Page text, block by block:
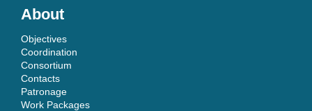
About
Objectives
Coordination
Consortium
Contacts
Patronage
Work Packages